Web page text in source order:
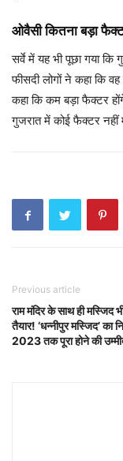
ओवैसी कितना बड़ा
सर्वे में यह भी पूछा गया
फीसदी लोगों ने कहा कि
कहा कि कम बड़ा फैक्टर
गुजरात में कोई फैक्टर नहीं
Previous article
राम मंदिर के साथ ही मस्जिद
तैयार! ‘धन्नीपुर मस्जिद’ का
2023 तक पूरा होने की